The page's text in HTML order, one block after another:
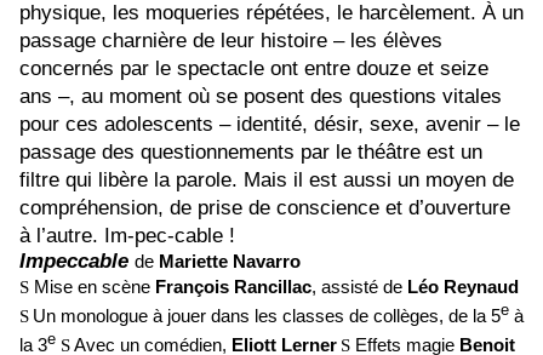
physique, les moqueries répétées, le harcèlement. À un
passage charnière de leur histoire – les élèves
concernés par le spectacle ont entre douze et seize
ans –, au moment où se posent des questions vitales
pour ces adolescents – identité, désir, sexe, avenir – le
passage des questionnements par le théâtre est un
filtre qui libère la parole. Mais il est aussi un moyen de
compréhension, de prise de conscience et d’ouverture
à l’autre. Im-pec-cable !
Impeccable de Mariette Navarro
S Mise en scène François Rancillac, assisté de Léo Reynaud
S Un monologue à jouer dans les classes de collèges, de la 5e à
la 3e SAvec un comédien, Eliott Lerner S Effets magie Benoit